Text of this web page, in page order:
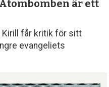
är ett
får kritik för sitt
evangeliets